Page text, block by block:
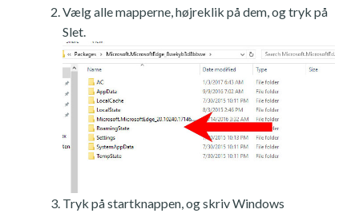
Vælg alle mapperne, højreklik på dem, og tryk på
Slet.
Tryk på startknappen, og skriv Windows